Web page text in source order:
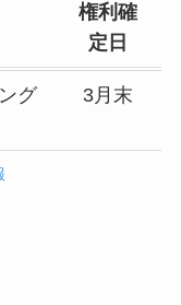
権利確
定日
グ
3月末